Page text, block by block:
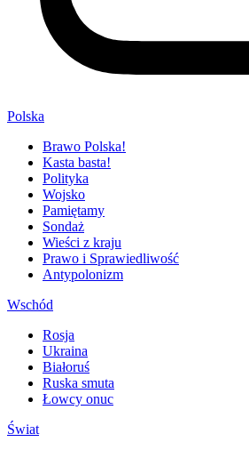
Polska
Brawo Polska!
Kasta basta!
Polityka
Wojsko
Pamiętamy
Sondaż
Wieści z kraju
Prawo i Sprawiedliwość
Antypolonizm
Wschód
Rosja
Ukraina
Białoruś
Ruska smuta
Łowcy onuc
Świat